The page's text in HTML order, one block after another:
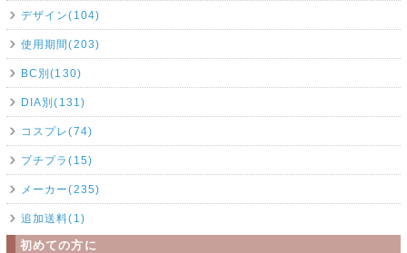
デザイン(104)
使用期間(203)
BC別(130)
DIA別(131)
コスプレ(74)
プチプラ(15)
メーカー(235)
追加送料(1)
初めての方に